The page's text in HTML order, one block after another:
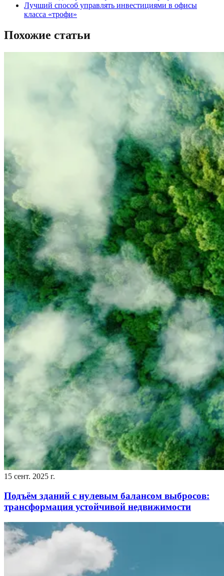
Лучший способ управлять инвестициями в офисы
класса «трофи»
Похожие статьи
15 сент. 2025 г.
Подъём зданий с нулевым балансом выбросов:
трансформация устойчивой недвижимости